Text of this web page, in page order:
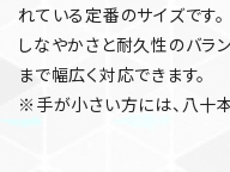
れている定番のサイズです。
しなやかさと耐久性のバラ
まで幅広く対応できます。
※手が小さい方には、八十